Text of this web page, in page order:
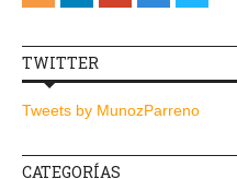
TWITTER
Tweets by MunozParreno
CATEGORÍAS